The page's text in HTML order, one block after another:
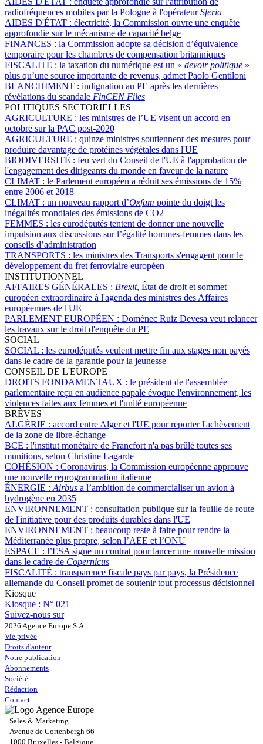
radiofréquences mobiles par la Pologne à l'opérateurSferia
AIDES D'ÉTAT : électricité, la Commission ouvre une enquête
approfondie sur le mécanisme de capacité belge
FINANCES : la Commission adopte sa décision d’équivalence
temporaire pour les chambres de compensation britanniques
FISCALITÉ : la taxation du numérique est un « devoir politique »
plus qu’une source importante de revenus, admet Paolo Gentiloni
BLANCHIMENT : indignation au PE après les dernières
révélations du scandale FinCEN Files
POLITIQUES SECTORIELLES
AGRICULTURE : les ministres de l’UE visent un accord en
octobre sur la PAC post-2020
AGRICULTURE : quinze ministres soutiennent des mesures pour
produire davantage de protéines végétales dans l'UE
BIODIVERSITÉ : feu vert du Conseil de l'UE à l'approbation de
l'engagement des dirigeants du monde en faveur de la nature
CLIMAT : le Parlement européen a réduit ses émissions de 15%
entre 2006 et 2018
CLIMAT : un nouveau rapport d’Oxfam pointe du doigt les
inégalités mondiales des émissions de CO2
FEMMES : les eurodéputés tentent de donner une nouvelle
impulsion aux discussions sur l’égalité hommes-femmes dans les
conseils d’administration
TRANSPORTS : les ministres des Transports s'engagent pour le
développement du fret ferroviaire européen
INSTITUTIONNEL
AFFAIRES GÉNÉRALES : Brexit, État de droit et sommet
européen extraordinaire à l'agenda des ministres des Affaires
européennes de l'UE
PARLEMENT EUROPÉEN : Domènec Ruiz Devesa veut relancer
les travaux sur le droit d'enquête du PE
SOCIAL
SOCIAL : les eurodéputés veulent mettre fin aux stages non payés
dans le cadre de la garantie pour la jeunesse
CONSEIL DE L'EUROPE
DROITS FONDAMENTAUX : le président de l'assemblée
parlementaire reçu en audience papale évoque l'environnement, les
violences faites aux femmes et l'unité européenne
BRÈVES
ALGÉRIE : accord entre Alger et l'UE pour reporter l'achèvement
de la zone de libre-échange
BCE : l'institut monétaire de Francfort n'a pas brûlé toutes ses
munitions, selon Christine Lagarde
COHÉSION : Coronavirus, la Commission européenne approuve
une nouvelle reprogrammation italienne
ÉNERGIE : Airbus a l’ambition de commercialiser un avion à
hydrogène en 2035
ENVIRONNEMENT : consultation publique sur la feuille de route
de l'initiative pour des produits durables dans l'UE
ENVIRONNEMENT : beaucoup reste à faire pour rendre la
Méditerranée plus propre, selon l’AEE et l’ONU
ESPACE : l’ESA signe un contrat pour lancer une nouvelle mission
dans le cadre de Copernicus
FISCALITÉ : transparence fiscale pays par pays, la Présidence
allemande du Conseil promet de soutenir tout processus décisionnel
Kiosque
Kiosque : N° 021
Suivez-nous sur
2026 Agence Europe S.A.
Vie privée
Droits d'auteur
Notre publication
Abonnements
Société
Rédaction
Contact
Sales & Marketing
Avenue de Cortenbergh 66
1000 Bruxelles - Belgique